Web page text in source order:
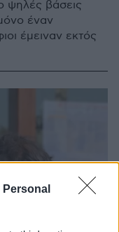
ψηλές βάσεις
έναν
έμειναν εκτός